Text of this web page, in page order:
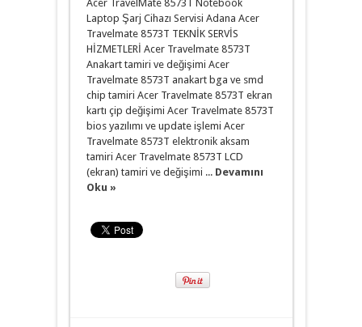
Acer TravelMate 8573T Notebook
Laptop Şarj Cihazı Servisi Adana Acer
Travelmate 8573T TEKNİK SERVİS
HİZMETLERİ Acer Travelmate 8573T
Anakart tamiri ve değişimi Acer
Travelmate 8573T anakart bga ve smd
chip tamiri Acer Travelmate 8573T ekran
kartı çip değişimi Acer Travelmate 8573T
bios yazılımı ve update işlemi Acer
Travelmate 8573T elektronik aksam
tamiri Acer Travelmate 8573T LCD
(ekran) tamiri ve değişimi ... Devamını
Oku »